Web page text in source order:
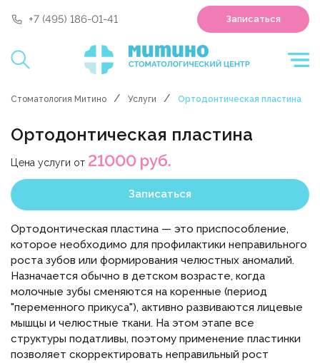
+7 (495) 186-01-41 Записаться
Стоматология Митино Услуги Ортодонтическая пластина
Ортодонтическая пластина
Цена услуги от 21000 руб.
Записаться
Ортодонтическая пластина — это приспособление,
которое необходимо для профилактики неправильного
роста зубов или формирования челюстных аномалий.
Назначается обычно в детском возрасте, когда
молочные зубы сменяются на коренные (период
"переменного прикуса"), активно развиваются лицевые
мышцы и челюстные ткани. На этом этапе все
структуры податливы, поэтому применение пластинки
позволяет скорректировать неправильный рост